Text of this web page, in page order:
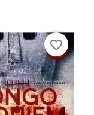
favorite_border